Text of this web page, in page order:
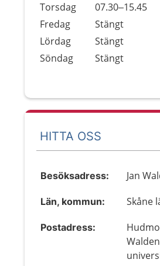
Torsdag
07.30–15.45
Fredag
Stängt
Lördag
Stängt
Söndag
Stängt
HITTA OSS
Besöksadress: Jan
Län, kommun: Skåne
Postadress: